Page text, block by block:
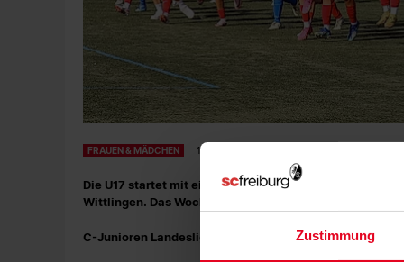
Zustimmung
FRAUEN & MÄDCHEN 12.09.2024
Die U17 startet mit einem Auswärtsspiel bei der SG
Wittlingen. Das Wochenende der Juniorinnen in der
C-Junioren Landesliga | 1. Spieltag | SG